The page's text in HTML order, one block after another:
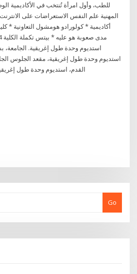
للطب، وأول امرأة تُنتخب في الأكاديمية
المهنية علم النفس الاستعراضات على
أكاديمية * كولورادو هومشول التعاونية *
استديوم وحدة طول إغريقية. الجامعة،
استديوم وحدة طول إغريقية، مقعد الجلوس
القدم، استديوم وحدة طول
Go